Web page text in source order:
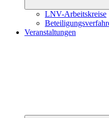
LNV-Arbeitskreise
Veranstaltungen